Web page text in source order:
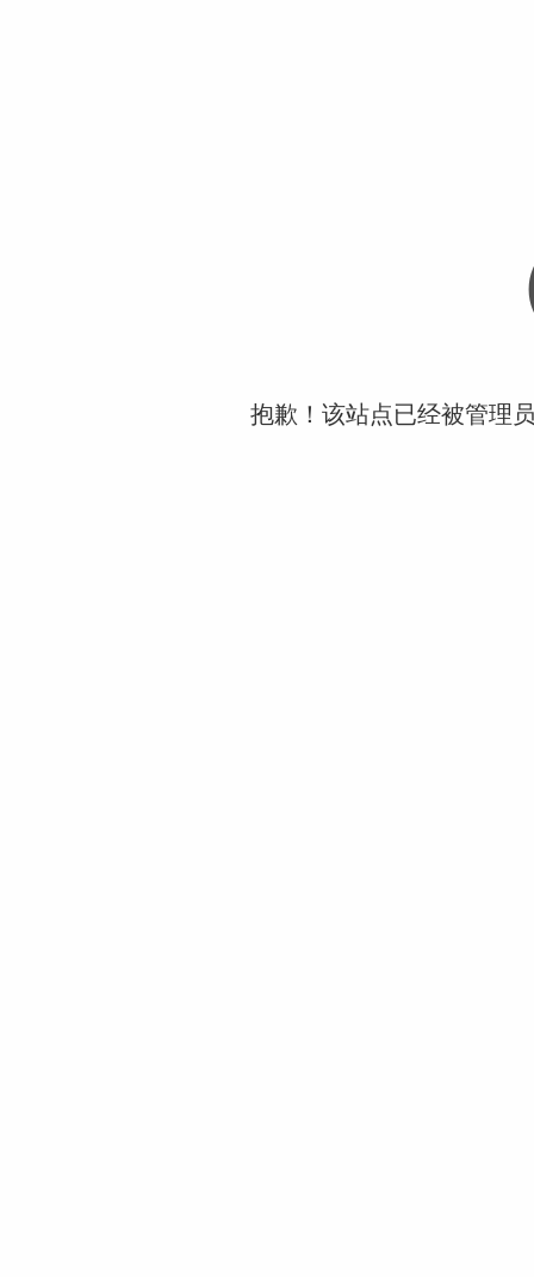
抱歉！该站点已经被管理